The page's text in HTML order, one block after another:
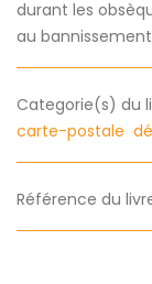
durant les
au
Categorie(s) du
carte-postale
Référence du